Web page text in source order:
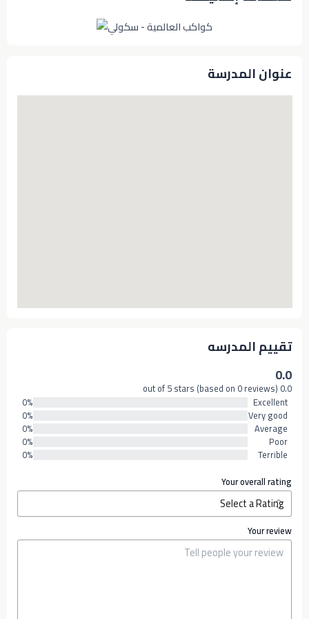
عنوان المدرسة
تقييم المدرسه
0.0
0.0 out of 5 stars (based on 0 reviews)
Excellent
0%
Very good
0%
Average
0%
Poor
0%
Terrible
0%
Your overall rating
Your review